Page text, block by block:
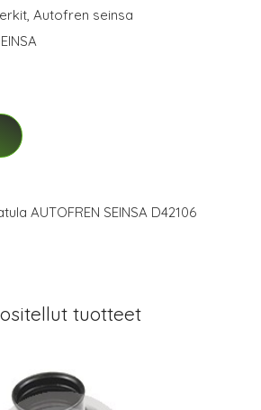
, Autofren seinsa
AUTOFREN SEINSA D42106
tuotteet